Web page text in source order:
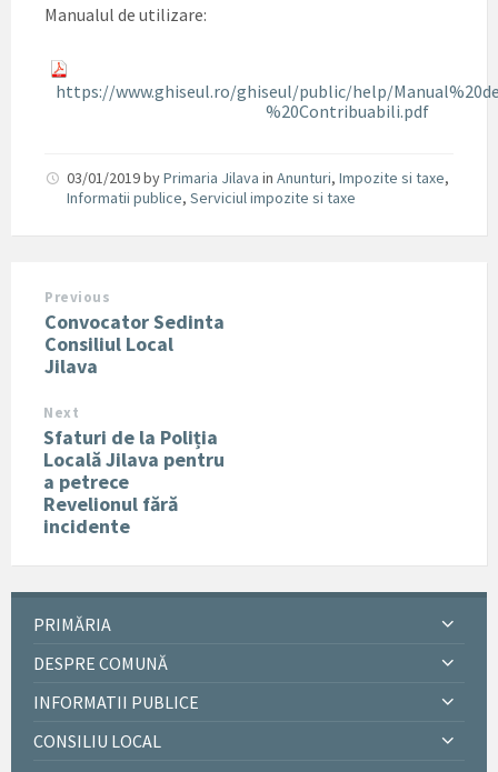
Manualul de utilizare:
https://www.ghiseul.ro/ghiseul/public/help/
%20Contribuabili.pdf
03/01/2019byPrimaria Jilava in Anunturi, Impozite si taxe,
Informatii publice, Serviciul impozite si taxe
Previous
Convocator Sedinta
Consiliul Local
Jilava
Next
Sfaturi de la Poliția
Locală Jilava pentru
a petrece
Revelionul fără
incidente
PRIMĂRIA
DESPRE COMUNĂ
INFORMATII PUBLICE
CONSILIU LOCAL